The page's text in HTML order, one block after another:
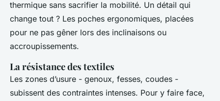
thermique sans sacrifier la mobilité. Un détail qui
change tout ? Les poches ergonomiques, placées
pour ne pas gêner lors des inclinaisons ou
accroupissements.
La résistance des textiles
Les zones d’usure - genoux, fesses, coudes -
subissent des contraintes intenses. Pour y faire face,